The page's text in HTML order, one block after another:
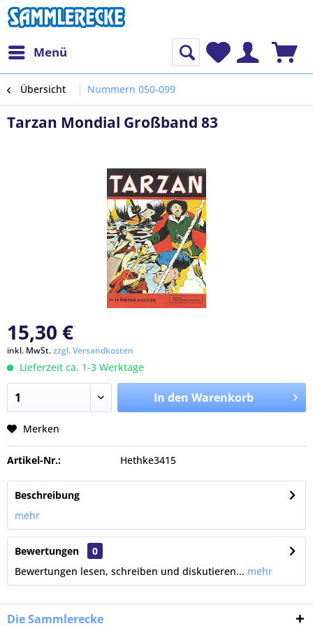
Menü
Übersicht Nummern 050-099
Tarzan Mondial Großband 83
15,30 €
inkl. MwSt.zzgl. Versandkosten
Lieferzeit ca. 1-3 Werktage
In den Warenkorb
Merken
Artikel-Nr.: Hethke3415
Beschreibung
mehr
Bewertungen
0
Bewertungen lesen, schreiben und diskutieren... mehr
Die Sammlerecke